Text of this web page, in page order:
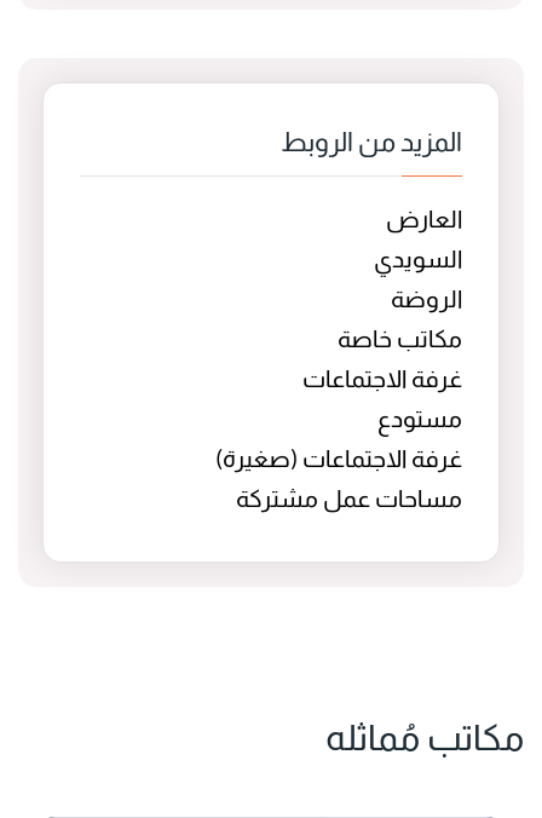
المزيد من الروبط
العارض
السويدي
الروضة
مكاتب خاصة
غرفة الاجتماعات
مستودع
غرفة الاجتماعات (صغيرة)
مساحات عمل مشتركة
مكاتب مُماثله